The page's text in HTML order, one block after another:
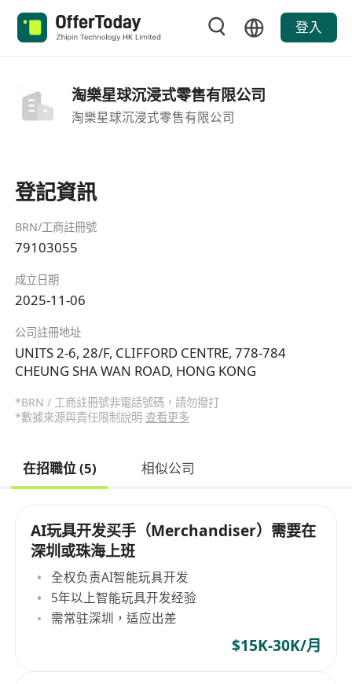
登入
淘樂星球沉浸式零售有限公司
淘樂星球沉浸式零售有限公司
登記資訊
BRN/工商註冊號
79103055
成立日期
2025-11-06
公司註冊地址
UNITS 2-6, 28/F, CLIFFORD CENTRE, 778-784
CHEUNG SHA WAN ROAD, HONG KONG
*BRN / 工商註冊號非電話號碼，請勿撥打
*數據來源與責任限制說明 查看更多
在招職位 (5) 相似公司
AI玩具开发买手（Merchandiser）需要在
深圳或珠海上班
全权负责AI智能玩具开发
5年以上智能玩具开发经验
需常驻深圳，适应出差
$15K-30K/月